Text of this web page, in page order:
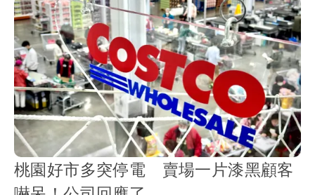
桃園好市多突停電 賣場一片漆黑顧客